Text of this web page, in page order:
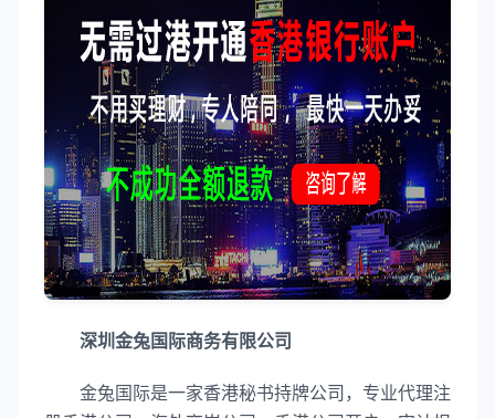
深圳金兔国际商务有限公司
金兔国际是一家香港秘书持牌公司，专业代理注